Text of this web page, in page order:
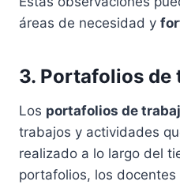
áreas de necesidad y
3. Portafolios de
Los portafolios de
trabajos y actividades
realizado a lo largo del
portafolios, los docentes